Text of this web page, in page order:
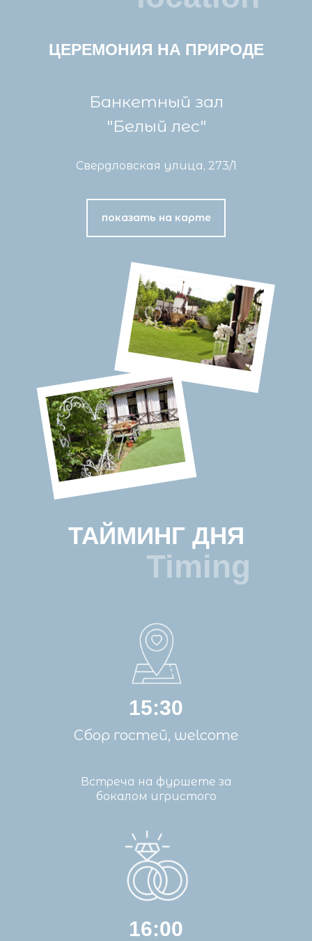
ЦЕРЕМОНИЯ НА ПРИРОДЕ
Банкетный зал
"Белый лес"
Свердловская улица, 273/1
показать на карте
ТАЙМИНГ ДНЯ
Timing
15:30
16:00
Сбор гостей, welcome
Встреча на фуршете за
бокалом игристого